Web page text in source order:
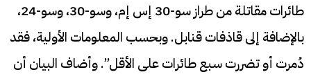
طائرات مقاتلة من طراز سو-30 إس إم، وسو-30، وسو-24،
بالإضافة إلى قاذفات قنابل. وبحسب المعلومات الأولية، فقد
دُمرت أو تضررت سبع طائرات على الأقل”. وأضاف البيان أن